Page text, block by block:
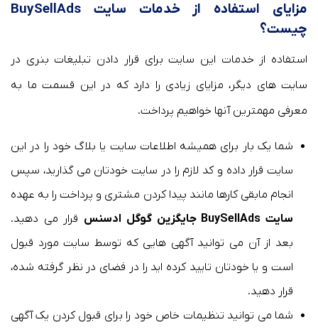
مزایای استفاده از خدمات سایت BuySellAds
چیست؟
استفاده از خدمات این سایت برای قرار دادن تبلیغات بنری در
سایت های دیگر، مزایای زیادی را دارد که در این قسمت ما به
معرفی مهمترین آنها خواهیم پرداخت.
شما یک بار برای همیشه اطلاعات سایت یا بلاگ خود را در این
سایت قرار داده و کد لازم را در سایت خودتان می گذارید، سپس
انجام مابقی کارها مانند پیدا کردن مشتری و پرداخت را به عهده
سایت BuySellAds جایگزین گوگل ادسنس
قرار می دهید.
بعد از آن می توانید آگهی هایی که توسط سایت مورد قبول
است و یا خودتان تایید کرده اید را در فضای در نظر گرفته شده،
قرار دهید.
شما می توانید تنظیمات خاص خود را برای قبول کردن یک آگهی